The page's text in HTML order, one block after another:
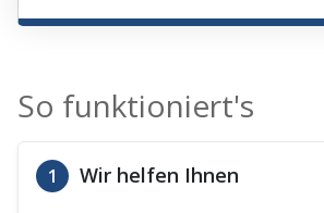
So funktioniert's
1 Wir helfen Ihnen